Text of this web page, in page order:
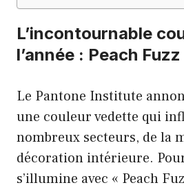
L’incontournable
l’année : Peach Fuzz
Le Pantone Institute
une couleur vedette qui
nombreux secteurs, de la
décoration intérieure.
s’illumine avec « Peach